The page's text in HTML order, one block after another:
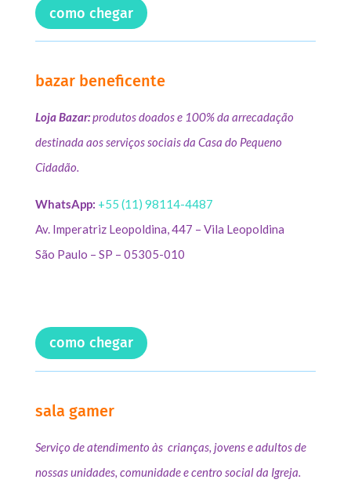
como chegar
bazar beneficente
Loja Bazar:produtos doados e 100% da arrecadação
destinada aos serviços sociais da Casa do Pequeno
Cidadão.
WhatsApp: +55 (11) 98114-4487
Av. Imperatriz Leopoldina, 447 – Vila Leopoldina
São Paulo – SP – 05305-010
como chegar
sala gamer
Serviço de atendimento às crianças, jovens e adultos de
nossas unidades, comunidade e centro social da Igreja.